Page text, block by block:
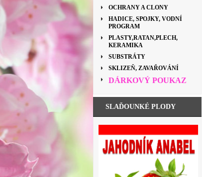
OCHRANY A CLONY
HADICE, SPOJKY, VODNÍ
PROGRAM
PLASTY,RATAN,PLECH,
KERAMIKA
SUBSTRÁTY
SKLIZEŇ, ZAVAŘOVÁNÍ
DÁRKOVÝ POUKAZ
SLAĎOUNKÉ PLODY